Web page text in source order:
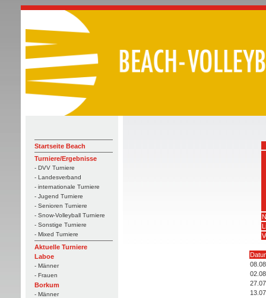
Startseite Beach
Turniere/Ergebnisse
- DVV Turniere
- Landesverband
- internationale Turniere
- Jugend Turniere
- Senioren Turniere
- Snow-Volleyball Turniere
- Sonstige Turniere
- Mixed Turniere
Aktuelle Turniere
Laboe
- Männer
- Frauen
Borkum
- Männer